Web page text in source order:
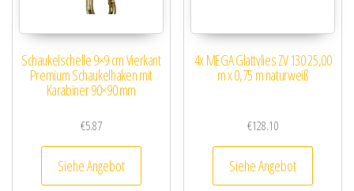
Schaukelschelle 9×9 cm Vierkant
Premium Schaukelhaken mit
Karabiner 90×90 mm
€5.87
Siehe Angebot
4x MEGA Glattvlies ZV 130 25,00
m x 0,75 m naturweiß
€128.10
Siehe Angebot